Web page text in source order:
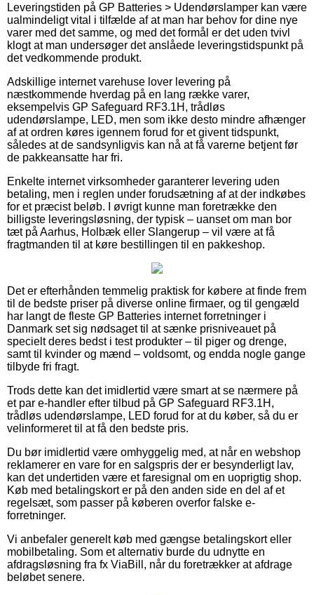
Leveringstiden på GP Batteries > Udendørslamper kan være
ualmindeligt vital i tilfælde af at man har behov for dine nye
varer med det samme, og med det formål er det uden tvivl
klogt at man undersøger det anslåede leveringstidspunkt på
det vedkommende produkt.
Adskillige internet varehuse lover levering på
næstkommende hverdag på en lang række varer,
eksempelvis GP Safeguard RF3.1H, trådløs
udendørslampe, LED, men som ikke desto mindre afhænger
af at ordren køres igennem forud for et givent tidspunkt,
således at de sandsynligvis kan nå at få varerne betjent før
de pakkeansatte har fri.
Enkelte internet virksomheder garanterer levering uden
betaling, men i reglen under forudsætning af at der indkøbes
for et præcist beløb. I øvrigt kunne man foretrække den
billigste leveringsløsning, der typisk – uanset om man bor
tæt på Aarhus, Holbæk eller Slangerup – vil være at få
fragtmanden til at køre bestillingen til en pakkeshop.
Det er efterhånden temmelig praktisk for købere at finde frem
til de bedste priser på diverse online firmaer, og til gengæld
har langt de fleste GP Batteries internet forretninger i
Danmark set sig nødsaget til at sænke prisniveauet på
specielt deres bedst i test produkter – til piger og drenge,
samt til kvinder og mænd – voldsomt, og endda nogle gange
tilbyde fri fragt.
Trods dette kan det imidlertid være smart at se nærmere på
et par e-handler efter tilbud på GP Safeguard RF3.1H,
trådløs udendørslampe, LED forud for at du køber, så du er
velinformeret til at få den bedste pris.
Du bør imidlertid være omhyggelig med, at når en webshop
reklamerer en vare for en salgspris der er besynderligt lav,
kan det undertiden være et faresignal om en uoprigtig shop.
Køb med betalingskort er på den anden side en del af et
regelsæt, som passer på køberen overfor falske e-
forretninger.
Vi anbefaler generelt køb med gængse betalingskort eller
mobilbetaling. Som et alternativ burde du udnytte en
afdragsløsning fra fx ViaBill, når du foretrækker at afdrage
beløbet senere.